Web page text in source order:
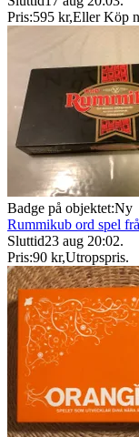
Pris:595 kr,Eller Köp
Badge på objektet:Ny
Rummikub ord spel
Sluttid23 aug 20:02.
Pris:90 kr,Utropspris.